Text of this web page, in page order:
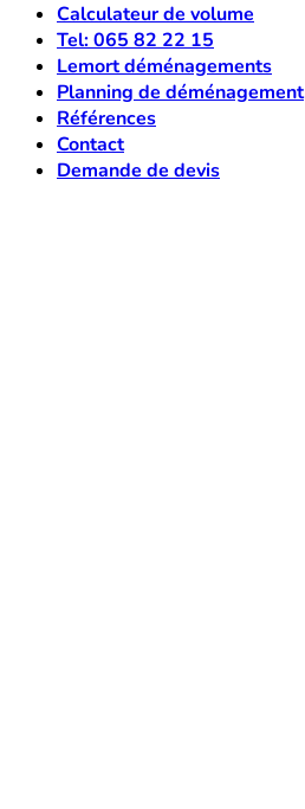
Calculateur de volume
Tel: 065 82 22 15
Lemort déménagements
Planning de déménagement
Références
Contact
Demande de devis